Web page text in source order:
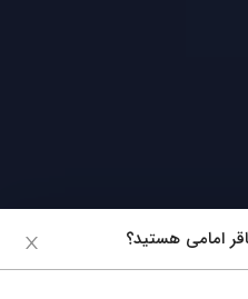
امامی هستید؟